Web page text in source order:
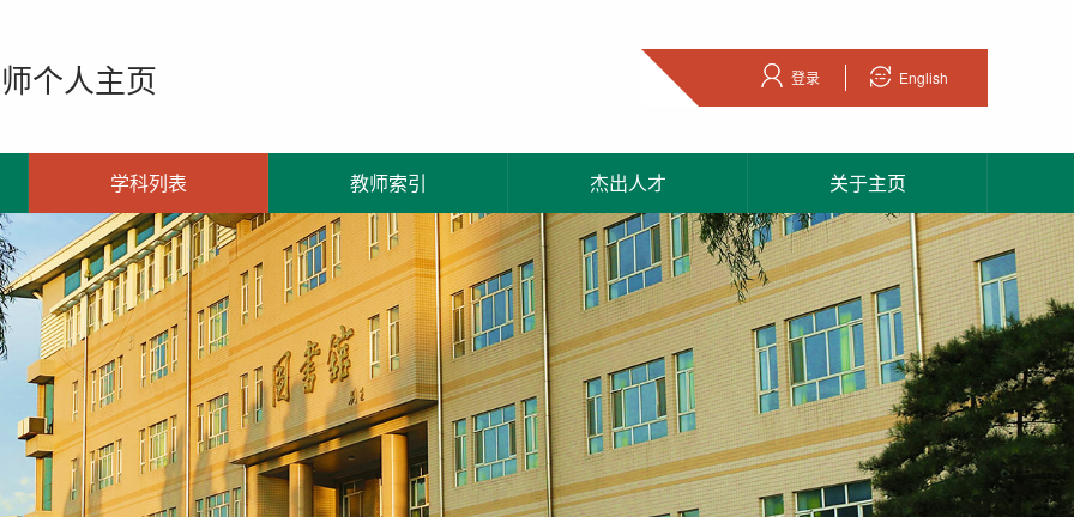
个人主页 登录 English
学科列表 教师索引 杰出人才 关于主页